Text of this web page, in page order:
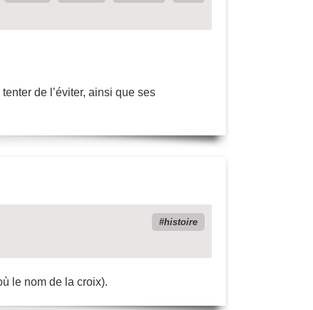
de l’éviter, ainsi que ses
histoire
le nom de la croix).